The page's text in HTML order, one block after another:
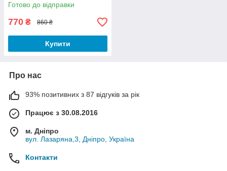
Готово до відправки
770 ₴ 860 ₴
Купити
Про нас
93% позитивних з 87 відгуків за рік
Працює з 30.08.2016
м. Дніпро
вул. Лазаряна,3, Дніпро, Україна
Контакти